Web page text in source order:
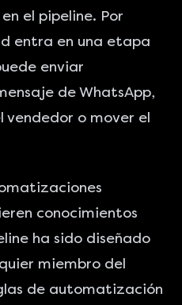
el pipeline. Por
entra en una etapa
enviar
de WhatsApp,
o mover el
conocimientos
ha sido diseñado
miembro del
de automatización